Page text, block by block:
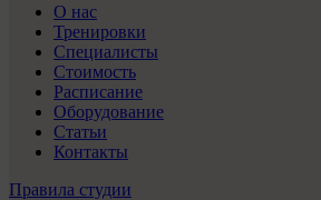
О нас
Тренировки
Специалисты
Стоимость
Расписание
Оборудование
Статьи
Контакты
Правила студии